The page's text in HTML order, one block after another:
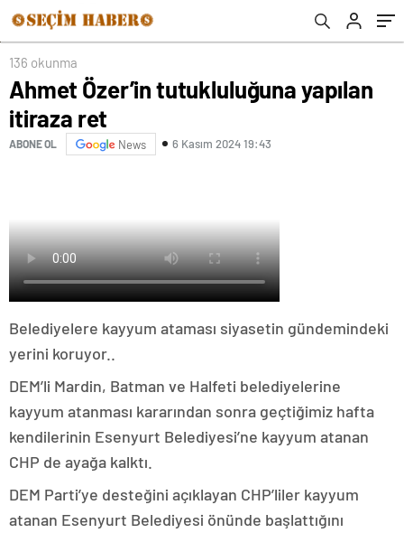
136 okunma
Ahmet Özer’in tutukluluğuna yapılan
itiraza ret
ABONE OL News 6 Kasım 2024 19:43
Belediyelere kayyum ataması siyasetin gündemindeki
yerini koruyor..
DEM’li Mardin, Batman ve Halfeti belediyelerine
kayyum atanması kararından sonra geçtiğimiz hafta
kendilerinin Esenyurt Belediyesi’ne kayyum atanan
CHP de ayağa kalktı.
DEM Parti’ye desteğini açıklayan CHP’liler kayyum
atanan Esenyurt Belediyesi önünde başlattığını